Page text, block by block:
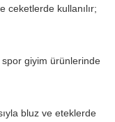
ceketlerde kullanılır;
spor giyim ürünlerinde
bluz ve eteklerde